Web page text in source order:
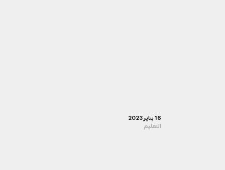
16 يناير 2023
التعليم